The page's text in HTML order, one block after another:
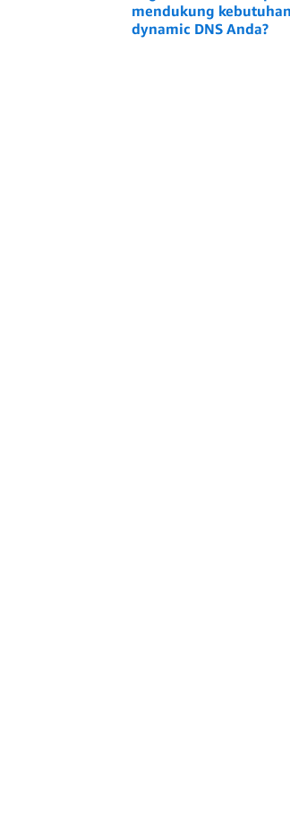
mendukung kebutuhan
dynamic DNS Anda?